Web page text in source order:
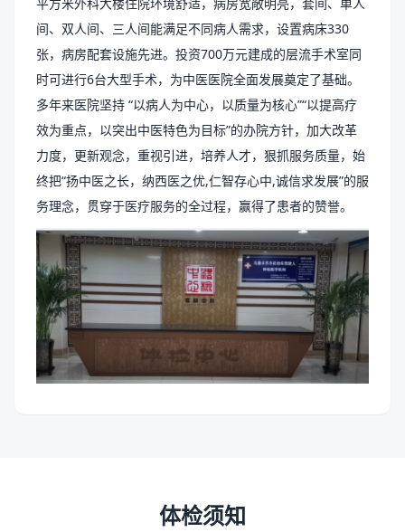
间、双人间、三人间能满足不同病人需求，设置病床330
张，病房配套设施先进。投资700万元建成的层流手术室同
时可进行6台大型手术，为中医医院全面发展奠定了基础。
多年来医院坚持 “以病人为中心，以质量为核心”“以提高疗
效为重点，以突出中医特色为目标”的办院方针，加大改革
力度，更新观念，重视引进，培养人才，狠抓服务质量，始
终把“扬中医之长，纳西医之优,仁智存心中,诚信求发展”的服
务理念，贯穿于医疗服务的全过程，赢得了患者的赞誉。
体检须知